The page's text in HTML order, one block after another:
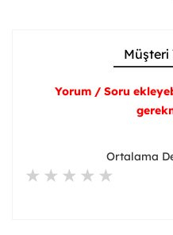
Müşteri
Yorum / Soru
Ortalama